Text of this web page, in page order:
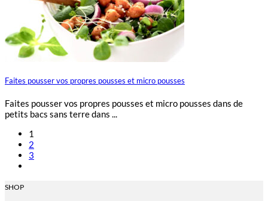
Faites pousser vos propres pousses et micro pousses
Faites pousser vos propres pousses et micro pousses dans de
petits bacs sans terre dans ...
1
2
3
SHOP